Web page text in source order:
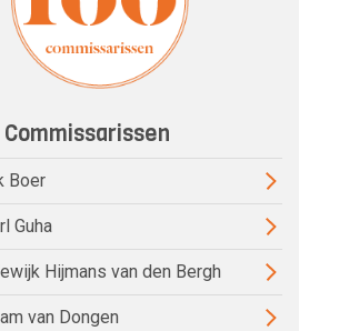
Boer
Guha
Hijmans van den Bergh
van Dongen